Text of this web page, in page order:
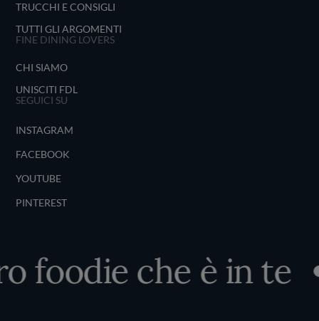
TRUCCHI E CONSIGLI
TUTTI GLI ARGOMENTI
FINE DINING LOVERS
CHI SIAMO
UNISCITI FDL
SEGUICI SU
INSTAGRAM
FACEBOOK
YOUTUBE
PINTEREST
foodie che è in te